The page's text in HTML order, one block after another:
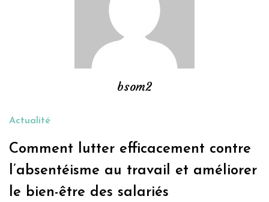
bsom2
Actualité
Comment lutter efficacement contre
l’absentéisme au travail et améliorer
le bien-être des salariés